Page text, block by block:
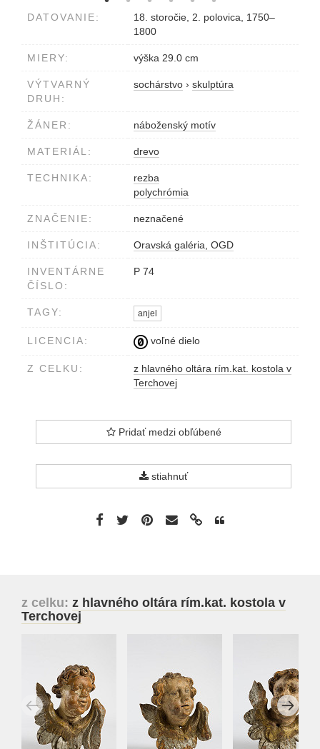
DATOVANIE:
18. storočie, 2. polovica, 1750–
1800
MIERY: výška 29.0 cm
VÝTVARNÝ
DRUH:
sochárstvo › skulptúra
ŽÁNER: náboženský motív
MATERIÁL: drevo
TECHNIKA:
rezba
polychrómia
ZNAČENIE: neznačené
INŠTITÚCIA: Oravská galéria, OGD
INVENTÁRNE
ČÍSLO:
P 74
TAGY: anjel
LICENCIA: voľné dielo
Z CELKU:
z hlavného oltára rím.kat. kostola v
Terchovej
Pridať medzi obľúbené
stiahnuť
z celku: z hlavného oltára rím.kat. kostola v
Terchovej